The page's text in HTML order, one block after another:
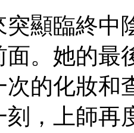
臨終中
面。她的最
的化妝和
，上師再